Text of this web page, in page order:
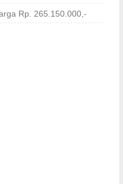
Rp. 265.150.000,-